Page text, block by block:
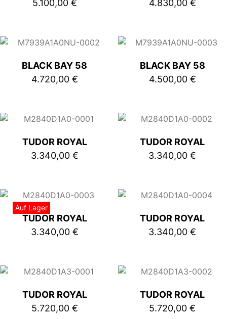
5.100,00 €
4.830,00 €
BLACK BAY 58
4.720,00 €
BLACK BAY 58
4.500,00 €
TUDOR ROYAL
3.340,00 €
TUDOR ROYAL
3.340,00€
TUDOR ROYAL
3.340,00 €
Auf Lager
TUDOR ROYAL
3.340,00€
TUDOR ROYAL
5.720,00 €
TUDOR ROYAL
5.720,00€